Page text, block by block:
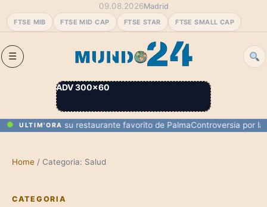
FTSE MIB FTSE MID CAP FTSE STAR FTSE SMALL CAP
09.08.2026Madrid
ADV 300×60
ULTIM'ORA
de cena en su restaurante favorito de PalmaControversia por la
Home / Categoria: Salud
CATEGORIA